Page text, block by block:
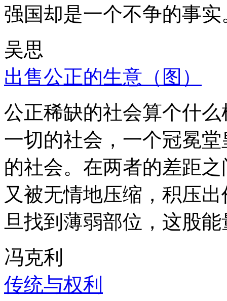
强国却是一个不争的事实
吴思
出售公正的生意（图）
公正稀缺的社会算个什
一切的社会，一个冠冕
的社会。在两者的差距
又被无情地压缩，积压
旦找到薄弱部位，这股
冯克利
传统与权利